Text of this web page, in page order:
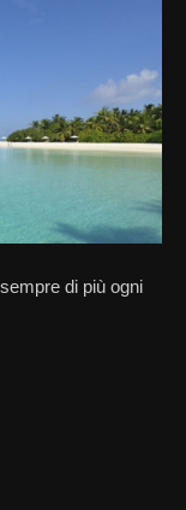
di più ogni